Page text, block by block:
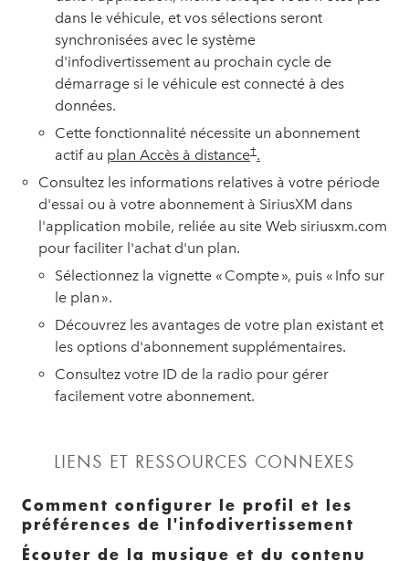
dans le véhicule, et vos sélections seront
synchronisées avec le système
d'infodivertissement au prochain cycle de
démarrage si le véhicule est connecté à des
données.
Cette fonctionnalité nécessite un abonnement
actif au plan Accès à distance†.
Consultez les informations relatives à votre période
d'essai ou à votre abonnement à SiriusXM dans
l'application mobile, reliée au site Web siriusxm.com
pour faciliter l'achat d'un plan.
Sélectionnez la vignette « Compte », puis « Info sur
le plan ».
Découvrez les avantages de votre plan existant et
les options d'abonnement supplémentaires.
Consultez votre ID de la radio pour gérer
facilement votre abonnement.
LIENS ET RESSOURCES CONNEXES
Comment configurer le profil et les
préférences de l'infodivertissement
Écouter de la musique et du contenu